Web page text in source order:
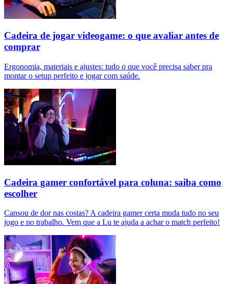
Cadeira de jogar videogame: o que avaliar antes de
comprar
Ergonomia, materiais e ajustes: tudo o que você precisa saber pra
montar o setup perfeito e jogar com saúde.
Cadeira gamer confortável para coluna: saiba como
escolher
Cansou de dor nas costas? A cadeira gamer certa muda tudo no seu
jogo e no trabalho. Vem que a Lu te ajuda a achar o match perfeito!